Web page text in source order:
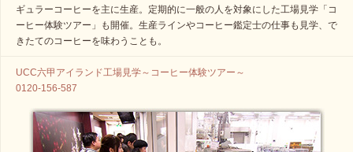
ギュラーコーヒーを主に生産。定期的に一般の人を対象にした工場見学「コ
ーヒー体験ツアー」も開催。生産ラインやコーヒー鑑定士の仕事も見学、で
きたてのコーヒーを味わうことも。
UCC六甲アイランド工場見学～コーヒー体験ツアー～
0120-156-587